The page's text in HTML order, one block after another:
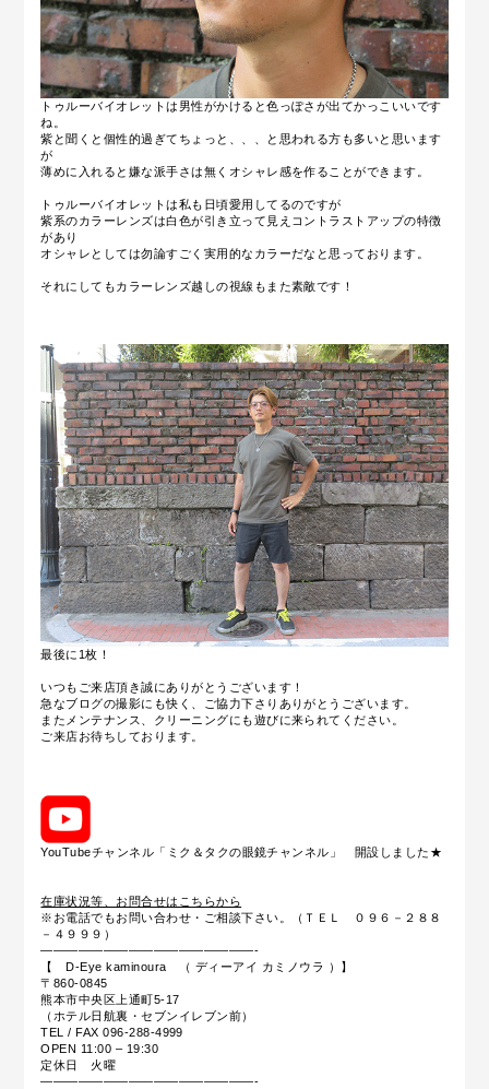
トゥルーバイオレットは男性がかけると色っぽさが出てかっこいいです
ね。
紫と聞くと個性的過ぎてちょっと、、、と思われる方も多いと思います
が
薄めに入れると嫌な派手さは無くオシャレ感を作ることができます。
トゥルーバイオレットは私も日頃愛用してるのですが
紫系のカラーレンズは白色が引き立って見えコントラストアップの特徴
があり
オシャレとしては勿論すごく実用的なカラーだなと思っております。
それにしてもカラーレンズ越しの視線もまた素敵です！
最後に1枚！
いつもご来店頂き誠にありがとうございます！
急なブログの撮影にも快く、ご協力下さりありがとうございます。
またメンテナンス、クリーニングにも遊びに来られてください。
ご来店お待ちしております。
YouTubeチャンネル「ミク＆タクの眼鏡チャンネル」 開設しました★
在庫状況等、お問合せはこちらから
※お電話でもお問い合わせ・ご相談下さい。（ＴＥＬ ０９６－２８８
－４９９９）
—————————————————-
【 D-Eye kaminoura （ ディーアイ カミノウラ ）】
〒860-0845
熊本市中央区上通町5-17
（ホテル日航裏・セブンイレブン前）
TEL / FAX 096-288-4999
OPEN 11:00 – 19:30
定休日 火曜
—————————————————-